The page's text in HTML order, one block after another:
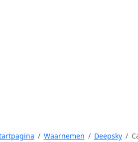
Waarnemen Deepsky